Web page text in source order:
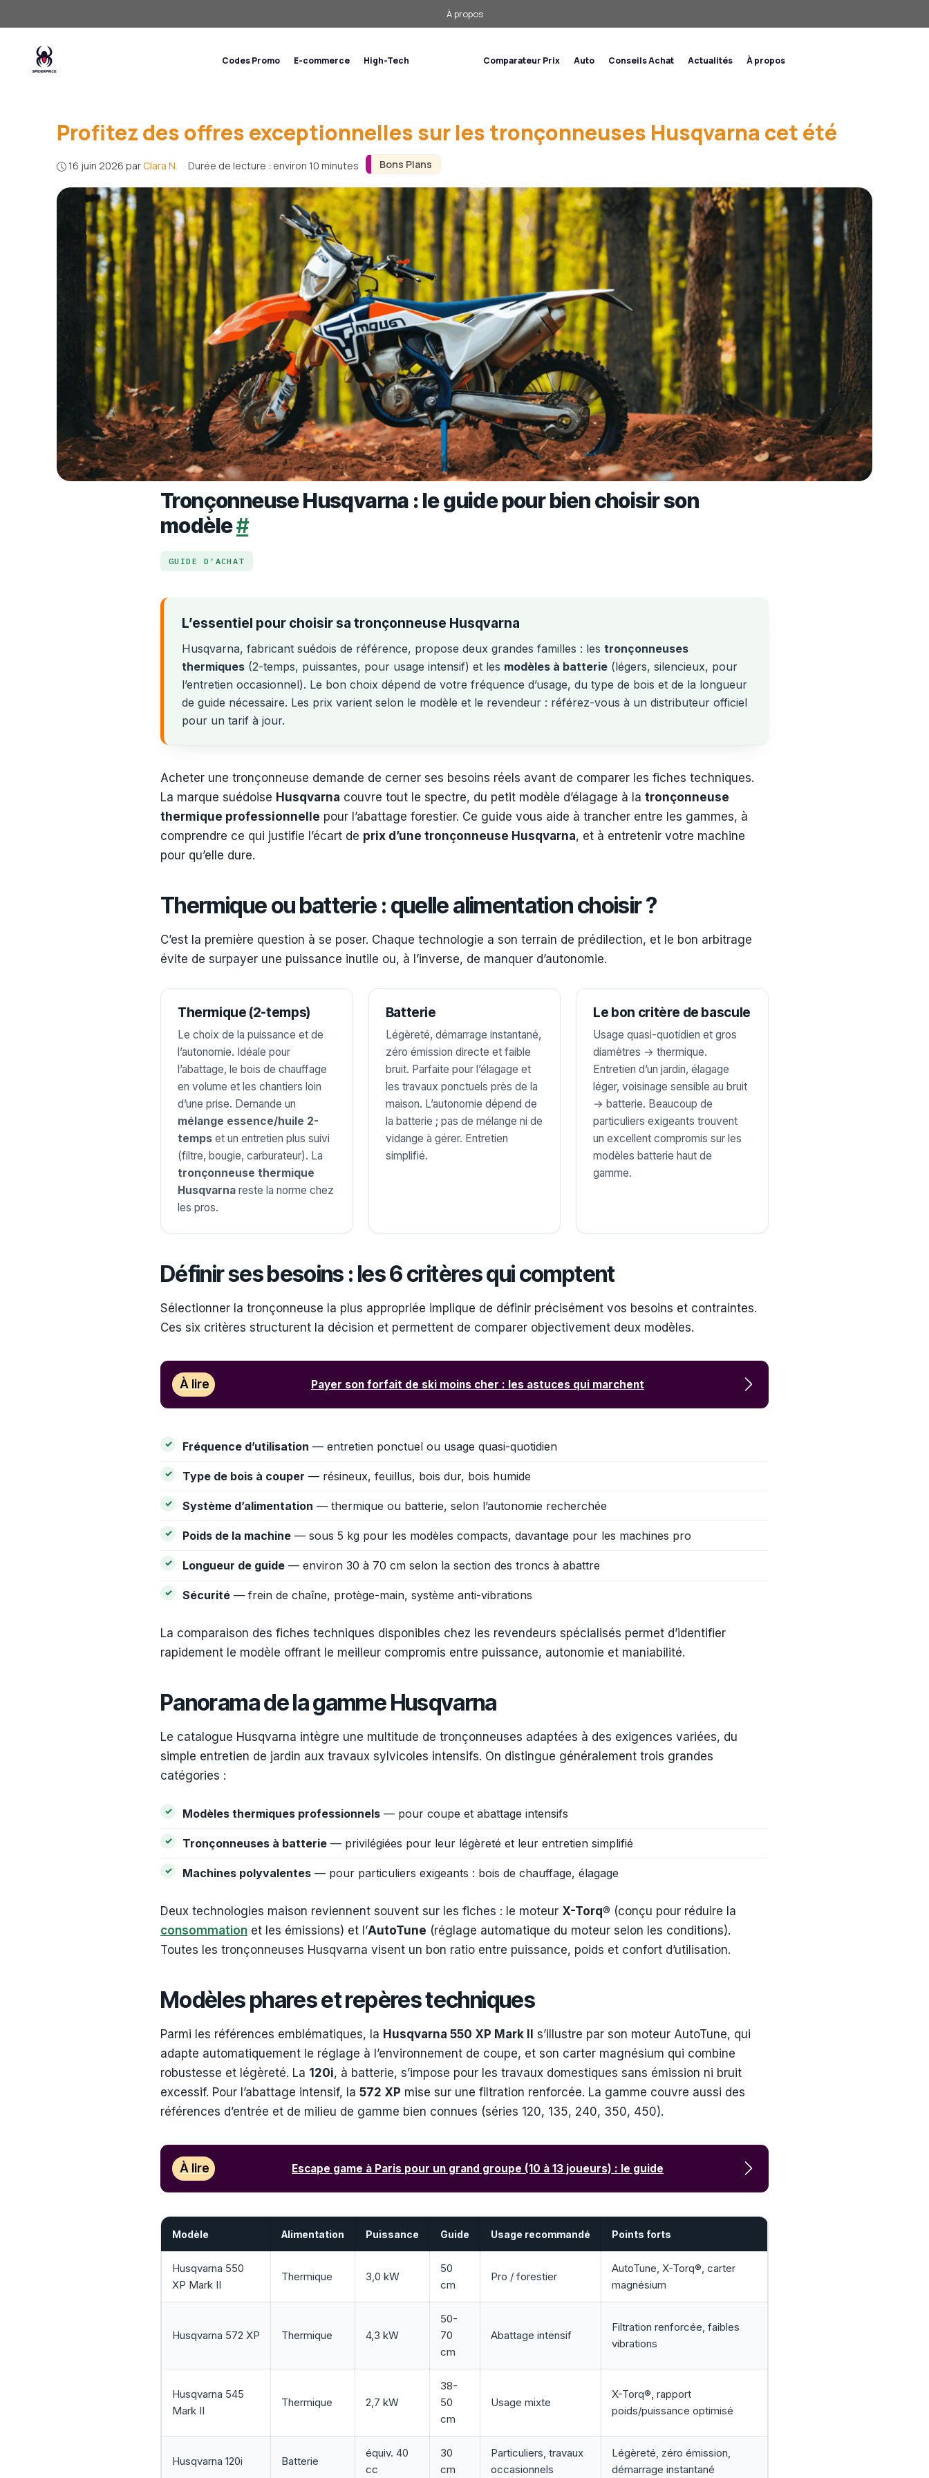
au
contenu
À propos
Codes Promo E-commerce High-Tech Comparateur Prix Auto Conseils Achat Actualités À propos
Bons Plans
Profitez des offres exceptionnelles sur les tronçonneuses Husqvarna cet été
16 juin 2026 par Clara N. · Durée de lecture : environ 10 minutes
Tronçonneuse Husqvarna : le guide pour bien choisir son
modèle#
GUIDE D’ACHAT
L’essentiel pour choisir sa tronçonneuse Husqvarna
Husqvarna, fabricant suédois de référence, propose deux grandes familles : les tronçonneuses
thermiques (2-temps, puissantes, pour usage intensif) et les modèles à batterie (légers, silencieux, pour
l’entretien occasionnel). Le bon choix dépend de votre fréquence d’usage, du type de bois et de la longueur
de guide nécessaire. Les prix varient selon le modèle et le revendeur : référez-vous à un distributeur officiel
pour un tarif à jour.
Acheter une tronçonneuse demande de cerner ses besoins réels avant de comparer les fiches techniques.
La marque suédoise Husqvarna couvre tout le spectre, du petit modèle d’élagage à la tronçonneuse
thermique professionnelle pour l’abattage forestier. Ce guide vous aide à trancher entre les gammes, à
comprendre ce qui justifie l’écart de prix d’une tronçonneuse Husqvarna, et à entretenir votre machine
pour qu’elle dure.
Thermique ou batterie : quelle alimentation choisir ?
C’est la première question à se poser. Chaque technologie a son terrain de prédilection, et le bon arbitrage
évite de surpayer une puissance inutile ou, à l’inverse, de manquer d’autonomie.
Thermique (2-temps)
Le choix de la puissance et de
l’autonomie. Idéale pour
l’abattage, le bois de chauffage
en volume et les chantiers loin
d’une prise. Demande un
mélange essence/huile 2-
temps et un entretien plus suivi
(filtre, bougie, carburateur). La
tronçonneuse thermique
Husqvarna reste la norme chez
les pros.
Batterie
Légèreté, démarrage instantané,
zéro émission directe et faible
bruit. Parfaite pour l’élagage et
les travaux ponctuels près de la
maison. L’autonomie dépend de
la batterie ; pas de mélange ni de
vidange à gérer. Entretien
simplifié.
Le bon critère de bascule
Usage quasi-quotidien et gros
diamètres → thermique.
Entretien d’un jardin, élagage
léger, voisinage sensible au bruit
→ batterie. Beaucoup de
particuliers exigeants trouvent
un excellent compromis sur les
modèles batterie haut de
gamme.
Définir ses besoins : les 6 critères qui comptent
Sélectionner la tronçonneuse la plus appropriée implique de définir précisément vos besoins et contraintes.
Ces six critères structurent la décision et permettent de comparer objectivement deux modèles.
À lire Payer son forfait de ski moins cher : les astuces qui marchent
Fréquence d’utilisation — entretien ponctuel ou usage quasi-quotidien
Type de bois à couper — résineux, feuillus, bois dur, bois humide
Système d’alimentation — thermique ou batterie, selon l’autonomie recherchée
Poids de la machine — sous 5 kg pour les modèles compacts, davantage pour les machines pro
Longueur de guide — environ 30 à 70 cm selon la section des troncs à abattre
Sécurité — frein de chaîne, protège-main, système anti-vibrations
La comparaison des fiches techniques disponibles chez les revendeurs spécialisés permet d’identifier
rapidement le modèle offrant le meilleur compromis entre puissance, autonomie et maniabilité.
Panorama de la gamme Husqvarna
Le catalogue Husqvarna intègre une multitude de tronçonneuses adaptées à des exigences variées, du
simple entretien de jardin aux travaux sylvicoles intensifs. On distingue généralement trois grandes
catégories :
Modèles thermiques professionnels — pour coupe et abattage intensifs
Tronçonneuses à batterie — privilégiées pour leur légèreté et leur entretien simplifié
Machines polyvalentes — pour particuliers exigeants : bois de chauffage, élagage
Deux technologies maison reviennent souvent sur les fiches : le moteur X-Torq® (conçu pour réduire la
consommation et les émissions) et l’AutoTune (réglage automatique du moteur selon les conditions).
Toutes les tronçonneuses Husqvarna visent un bon ratio entre puissance, poids et confort d’utilisation.
Modèles phares et repères techniques
Parmi les références emblématiques, la Husqvarna 550 XP Mark II s’illustre par son moteur AutoTune, qui
adapte automatiquement le réglage à l’environnement de coupe, et son carter magnésium qui combine
robustesse et légèreté. La 120i, à batterie, s’impose pour les travaux domestiques sans émission ni bruit
excessif. Pour l’abattage intensif, la 572 XP mise sur une filtration renforcée. La gamme couvre aussi des
références d’entrée et de milieu de gamme bien connues (séries 120, 135, 240, 350, 450).
À lire Escape game à Paris pour un grand groupe (10 à 13 joueurs) : le guide
Modèle Alimentation Puissance Guide Usage recommandé Points forts
Husqvarna 550
XP Mark II
Thermique 3,0 kW
50
cm
Pro / forestier
AutoTune, X-Torq®, carter
magnésium
Husqvarna 572 XP Thermique 4,3 kW
50-
70
cm
Abattage intensif
Filtration renforcée, faibles
vibrations
Husqvarna 545
Mark II
Thermique 2,7 kW
38-
50
cm
Usage mixte
X-Torq®, rapport
poids/puissance optimisé
Husqvarna 120i Batterie
équiv. 40
cc
30
cm
Particuliers, travaux
occasionnels
Légèreté, zéro émission,
démarrage instantané